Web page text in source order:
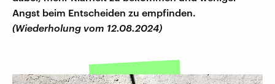
Angst beim Entscheiden zu empfinden.
(Wiederholung vom 12.08.2024)